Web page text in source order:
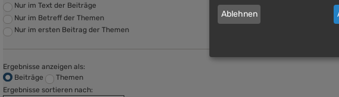
Nur im Text der Beiträge
Nur im Betreff der Themen
Nur im ersten Beitrag der Themen
Ergebnisse anzeigen als:
Beiträge
Themen
Ergebnisse sortieren nach:
Ablehnen